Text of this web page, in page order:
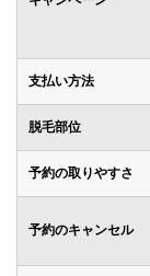
支払い方法
脱毛部位
予約の取りやすさ
予約のキャンセル